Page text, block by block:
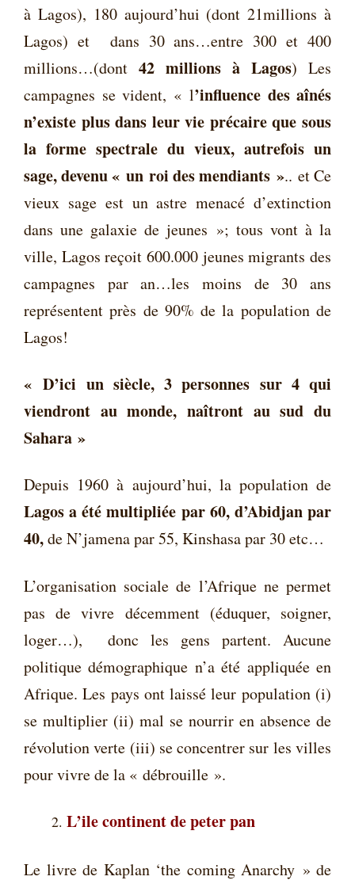
à Lagos), 180 aujourd’hui (dont 21millions à
Lagos) et dans 30 ans…entre 300 et 400
millions…(dont 42 millions à Lagos) Les
campagnes se vident, « l’influence des aînés
n’existe plus dans leur vie précaire que sous
la forme spectrale du vieux, autrefois un
sage, devenu « un roi des mendiants ».. et Ce
vieux sage est un astre menacé d’extinction
dans une galaxie de jeunes »; tous vont à la
ville, Lagos reçoit 600.000 jeunes migrants des
campagnes par an…les moins de 30 ans
représentent près de 90% de la population de
Lagos!
« D’ici un siècle, 3 personnes sur 4 qui
viendront au monde, naîtront au sud du
Sahara »
Depuis 1960 à aujourd’hui, la population de
Lagos a été multipliée par 60, d’Abidjan par
40,de N’jamena par 55, Kinshasa par 30 etc…
L’organisation sociale de l’Afrique ne permet
pas de vivre décemment (éduquer, soigner,
loger…), donc les gens partent. Aucune
politique démographique n’a été appliquée en
Afrique. Les pays ont laissé leur population (i)
se multiplier (ii) mal se nourrir en absence de
révolution verte (iii) se concentrer sur les villes
pour vivre de la « débrouille ».
L’ile continent de peter pan
Le livre de Kaplan ‘the coming Anarchy » de